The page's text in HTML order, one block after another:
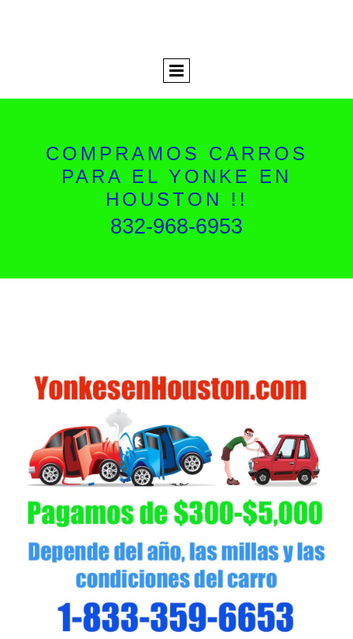
COMPRAMOS CARROS
PARA EL YONKE EN
HOUSTON !!
832-968-6953